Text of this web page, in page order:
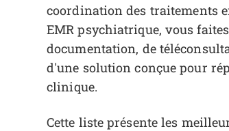
coordination des traitements
EMR psychiatrique, vous
documentation, de
d'une solution conçue pour
clinique.
Cette liste présente les